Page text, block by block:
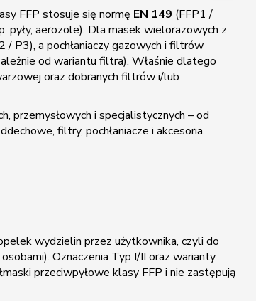
FFP stosuje się normę EN 149 (FFP1 /
pyły, aerozole). Dla masek wielorazowych z
/ P3), a pochłaniaczy gazowych i filtrów
od wariantu filtra). Właśnie dlatego
oraz dobranych filtrów i/lub
przemysłowych i specjalistycznych – od
filtry, pochłaniacze i akcesoria.
wydzielin przez użytkownika, czyli do
Oznaczenia Typ I/II oraz warianty
przeciwpyłowe klasy FFP i nie zastępują